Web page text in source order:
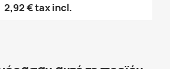
2,92 €tax incl.